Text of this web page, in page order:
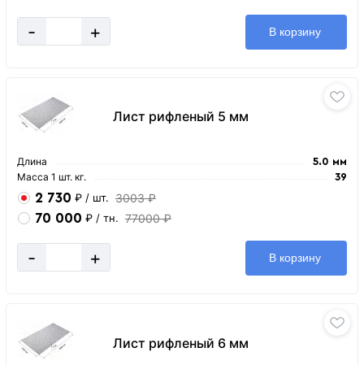
- + В корзину
Лист рифленый 5 мм
Длина 5.0 мм
Масса 1 шт. кг. 39
2 730 ₽ / шт. 3003 ₽
70 000 ₽ / тн. 77000 ₽
- + В корзину
Лист рифленый 6 мм